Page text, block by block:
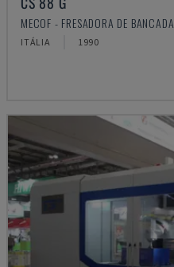
MECOF - FRESADORA DE BANCADA
ITÁLIA 1990